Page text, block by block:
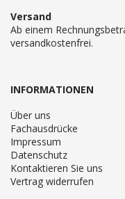
Versand
Ab einem
versandkostenfrei.
INFORMATIONEN
Über uns
Fachausdrücke
Impressum
Datenschutz
Kontaktieren Sie uns
Vertrag widerrufen